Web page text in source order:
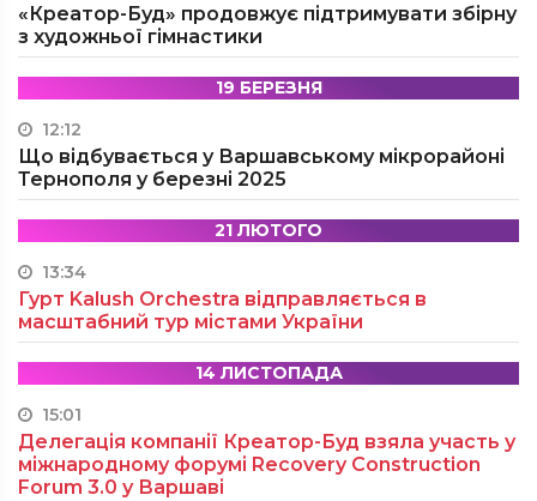
«Креатор-Буд» продовжує підтримувати збірну
з художньої гімнастики
19 БЕРЕЗНЯ
12:12
Що відбувається у Варшавському мікрорайоні
Тернополя у березні 2025
21 ЛЮТОГО
13:34
Гурт Kalush Orchestra відправляється в
масштабний тур містами України
14 ЛИСТОПАДА
15:01
Делегація компанії Креатор-Буд взяла участь у
міжнародному форумі Recovery Construction
Forum 3.0 у Варшаві